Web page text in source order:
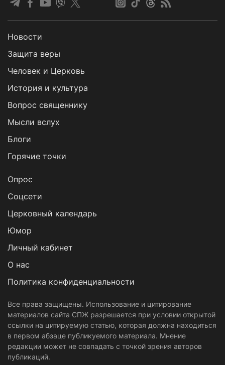
Новости
Защита веры
Человек и Церковь
История и культура
Вопрос священнику
Мысли вслух
Блоги
Горячие точки
Опрос
Cоцсети
Церковный календарь
Юмор
Личный кабинет
О нас
Политика конфиденциальности
Все права защищены. Использование и цитирование
материалов сайта СПЖ разрешается при условии открытой
ссылки на цитируемую статью, которая должна находиться
в первом абзаце публикуемого материала. Мнение
редакции может не совпадать с точкой зрения авторов
публикаций.